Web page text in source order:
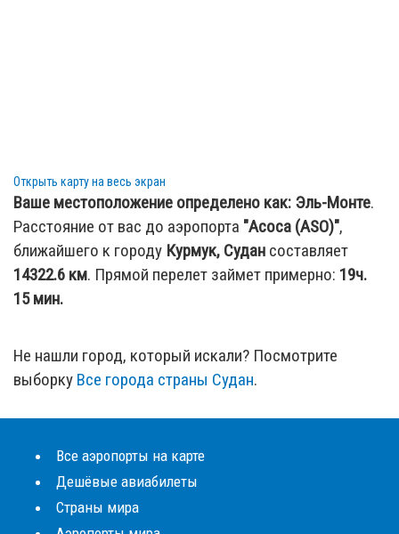
Открыть карту на весь экран
Ваше местоположение определено как: Эль-Монте.
Расстояние от вас до аэропорта "Асоса (ASO)",
ближайшего к городу Курмук, Судан составляет
14322.6 км. Прямой перелет займет примерно: 19ч.
15 мин.
Не нашли город, который искали? Посмотрите
выборку Все города страны Судан.
Все аэропорты на карте
Дешёвые авиабилеты
Страны мира